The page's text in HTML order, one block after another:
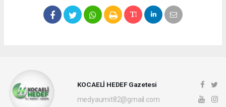
KOCAELİ HEDEF Gazetesi
medyaumit82@gmail.com